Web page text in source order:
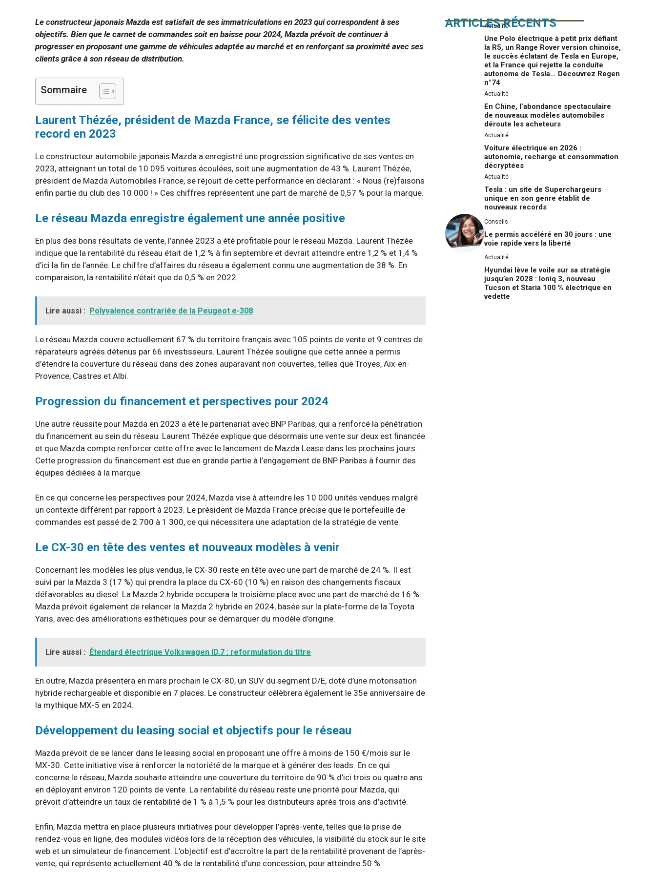
Le constructeur japonais Mazda est satisfait de ses immatriculations en 2023 qui correspondent à ses
objectifs. Bien que le carnet de commandes soit en baisse pour 2024, Mazda prévoit de continuer à
progresser en proposant une gamme de véhicules adaptée au marché et en renforçant sa proximité avec ses
clients grâce à son réseau de distribution.
Sommaire
Laurent Thézée, président de Mazda France, se félicite des ventes
record en 2023
Le constructeur automobile japonais Mazda a enregistré une progression significative de ses ventes en
2023, atteignant un total de 10 095 voitures écoulées, soit une augmentation de 43 %. Laurent Thézée,
président de Mazda Automobiles France, se réjouit de cette performance en déclarant : « Nous (re)faisons
enfin partie du club des 10 000 ! » Ces chiffres représentent une part de marché de 0,57 % pour la marque.
Le réseau Mazda enregistre également une année positive
En plus des bons résultats de vente, l’année 2023 a été profitable pour le réseau Mazda. Laurent Thézée
indique que la rentabilité du réseau était de 1,2 % à fin septembre et devrait atteindre entre 1,2 % et 1,4 %
d’ici la fin de l’année. Le chiffre d’affaires du réseau a également connu une augmentation de 38 %. En
comparaison, la rentabilité n’était que de 0,5 % en 2022.
Lire aussi : Polyvalence contrariée de la Peugeot e-308
Le réseau Mazda couvre actuellement 67 % du territoire français avec 105 points de vente et 9 centres de
réparateurs agréés détenus par 66 investisseurs. Laurent Thézée souligne que cette année a permis
d’étendre la couverture du réseau dans des zones auparavant non couvertes, telles que Troyes, Aix-en-
Provence, Castres et Albi.
Progression du financement et perspectives pour 2024
Une autre réussite pour Mazda en 2023 a été le partenariat avec BNP Paribas, qui a renforcé la pénétration
du financement au sein du réseau. Laurent Thézée explique que désormais une vente sur deux est financée
et que Mazda compte renforcer cette offre avec le lancement de Mazda Lease dans les prochains jours.
Cette progression du financement est due en grande partie à l’engagement de BNP Paribas à fournir des
équipes dédiées à la marque.
En ce qui concerne les perspectives pour 2024, Mazda vise à atteindre les 10 000 unités vendues malgré
un contexte différent par rapport à 2023. Le président de Mazda France précise que le portefeuille de
commandes est passé de 2 700 à 1 300, ce qui nécessitera une adaptation de la stratégie de vente.
Le CX-30 en tête des ventes et nouveaux modèles à venir
Concernant les modèles les plus vendus, le CX-30 reste en tête avec une part de marché de 24 %. Il est
suivi par la Mazda 3 (17 %) qui prendra la place du CX-60 (10 %) en raison des changements fiscaux
défavorables au diesel. La Mazda 2 hybride occupera la troisième place avec une part de marché de 16 %.
Mazda prévoit également de relancer la Mazda 2 hybride en 2024, basée sur la plate-forme de la Toyota
Yaris, avec des améliorations esthétiques pour se démarquer du modèle d’origine.
Lire aussi : Étendard électrique Volkswagen ID.7 : reformulation du titre
En outre, Mazda présentera en mars prochain le CX-80, un SUV du segment D/E, doté d’une motorisation
hybride rechargeable et disponible en 7 places. Le constructeur célèbrera également le 35e anniversaire de
la mythique MX-5 en 2024.
Développement du leasing social et objectifs pour le réseau
Mazda prévoit de se lancer dans le leasing social en proposant une offre à moins de 150 €/mois sur le
MX-30. Cette initiative vise à renforcer la notoriété de la marque et à générer des leads. En ce qui
concerne le réseau, Mazda souhaite atteindre une couverture du territoire de 90 % d’ici trois ou quatre ans
en déployant environ 120 points de vente. La rentabilité du réseau reste une priorité pour Mazda, qui
prévoit d’atteindre un taux de rentabilité de 1 % à 1,5 % pour les distributeurs après trois ans d’activité.
Enfin, Mazda mettra en place plusieurs initiatives pour développer l’après-vente, telles que la prise de
rendez-vous en ligne, des modules vidéos lors de la réception des véhicules, la visibilité du stock sur le site
web et un simulateur de financement. L’objectif est d’accroître la part de la rentabilité provenant de l’après-
vente, qui représente actuellement 40 % de la rentabilité d’une concession, pour atteindre 50 %.
ARTICLES RÉCENTS
Actualité
Une Polo électrique à petit prix défiant
la R5, un Range Rover version chinoise,
le succès éclatant de Tesla en Europe,
et la France qui rejette la conduite
autonome de Tesla… Découvrez Regen
n°74
Actualité
En Chine, l’abondance spectaculaire
de nouveaux modèles automobiles
déroute les acheteurs
Actualité
Voiture électrique en 2026 :
autonomie, recharge et consommation
décryptées
Actualité
Tesla : un site de Superchargeurs
unique en son genre établit de
nouveaux records
Conseils
Le permis accéléré en 30 jours : une
voie rapide vers la liberté
Actualité
Hyundai lève le voile sur sa stratégie
jusqu’en 2028 : Ioniq 3, nouveau
Tucson et Staria 100 % électrique en
vedette